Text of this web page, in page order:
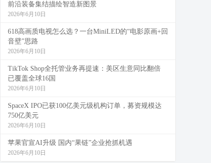
前沿装备集结描绘智造新图景
2026年6月10日
618高画质电视怎么选？一台MiniLED的“电影原画+回
音壁”思路
2026年6月10日
TikTok Shop全托管业务再提速：美区生意同比翻倍
已覆盖全球16国
2026年6月10日
SpaceX IPO已获100亿美元级机构订单，募资规模达
750亿美元
2026年6月10日
苹果官宣AI升级 国内“果链”企业抢抓机遇
2026年6月10日